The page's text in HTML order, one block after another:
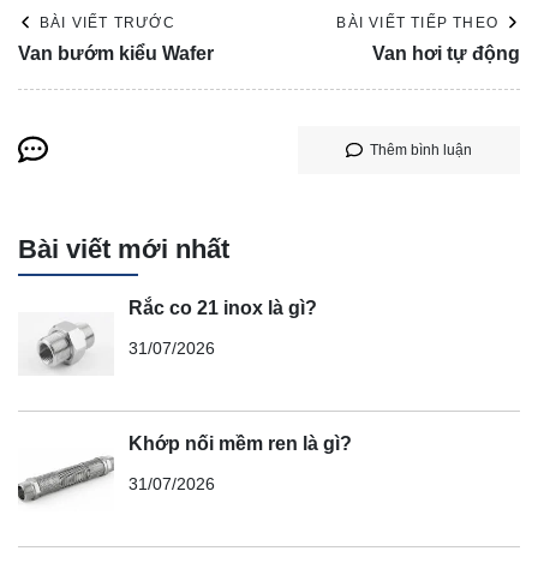
BÀI VIẾT TRƯỚC
Van bướm kiểu Wafer
BÀI VIẾT TIẾP THEO
Van hơi tự động
Thêm bình luận
Bài viết mới nhất
Rắc co 21 inox là gì?
31/07/2026
Khớp nối mềm ren là gì?
31/07/2026